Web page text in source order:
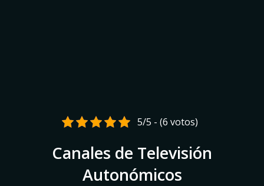
5/5 - (6 votos)
Canales de Televisión
Autonómicos